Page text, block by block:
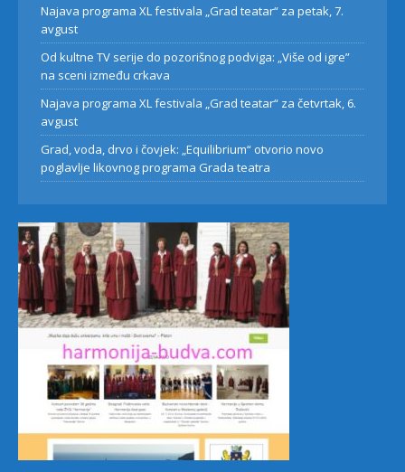
Najava programa XL festivala „Grad teatar“ za petak, 7.
avgust
Od kultne TV serije do pozorišnog podviga: „Više od igre”
na sceni između crkava
Najava programa XL festivala „Grad teatar“ za četvrtak, 6.
avgust
Grad, voda, drvo i čovjek: „Equilibrium“ otvorio novo
poglavlje likovnog programa Grada teatra